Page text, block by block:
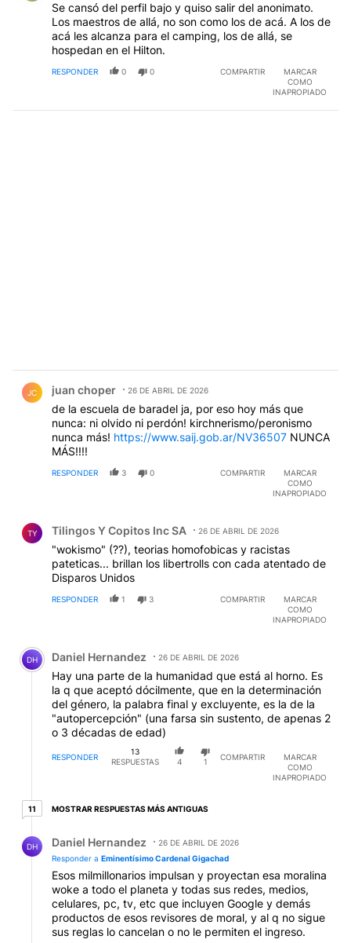
Se cansó del perfil bajo y quiso salir del anonimato.
Los maestros de allá, no son como los de acá. A los de
acá les alcanza para el camping, los de allá, se
hospedan en el Hilton.
RESPONDER 0 0 COMPARTIR
MARCAR
COMO
INAPROPIADO
JC juan choper 26 DE ABRIL DE 2026
de la escuela de baradel ja, por eso hoy más que
nunca: ni olvido ni perdón! kirchnerismo/peronismo
nunca más! https://www.saij.gob.ar/NV36507 NUNCA
MÁS!!!!
RESPONDER 3 0 COMPARTIR
MARCAR
COMO
INAPROPIADO
TY Tilingos Y Copitos Inc SA 26 DE ABRIL DE 2026
"wokismo" (??), teorias homofobicas y racistas
pateticas... brillan los libertrolls con cada atentado de
Disparos Unidos
RESPONDER 1 3 COMPARTIR
MARCAR
COMO
INAPROPIADO
Comentario de Daniel Hernandez.
DH Daniel Hernandez 26 DE ABRIL DE 2026
Hay una parte de la humanidad que está al horno. Es
la q que aceptó dócilmente, que en la determinación
del género, la palabra final y excluyente, es la de la
"autopercepción" (una farsa sin sustento, de apenas 2
o 3 décadas de edad)
RESPONDER
13
RESPUESTAS
4 1
COMPARTIR
MARCAR
COMO
INAPROPIADO
1111 respuestas más antiguas
MOSTRAR RESPUESTAS MÁS ANTIGUAS
DH Daniel Hernandez
26 DE ABRIL DE 2026
Responder a Eminentísimo Cardenal Gigachad
Esos milmillonarios impulsan y proyectan esa moralina
woke a todo el planeta y todas sus redes, medios,
celulares, pc, tv, etc que incluyen Google y demás
productos de esos revisores de moral, y al q no sigue
sus reglas lo cancelan o no le permiten el ingreso.